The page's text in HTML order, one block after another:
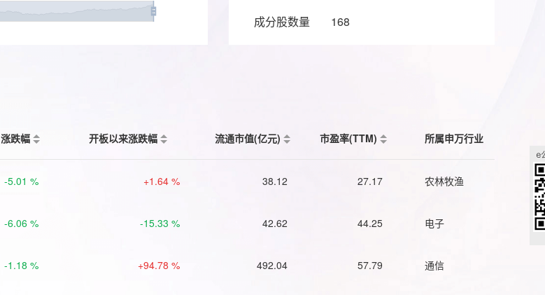
成分股数量
168
涨跌幅 开板以来涨跌幅 流通市值(亿元) 市盈率(TTM) 所属申万行业
-5.01 % +1.64 % 38.12 27.17 农林牧渔
-6.06 % -15.33 % 42.62 44.25 电子
-1.18 % +94.78 % 492.04 57.79 通信